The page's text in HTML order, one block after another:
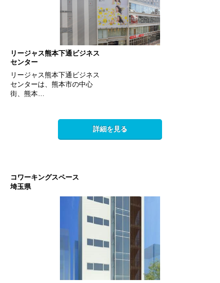
リージャス熊本下通ビジネス
センター
リージャス熊本下通ビジネス
センターは、熊本市の中心
街、熊本…
詳細を見る
コワーキングスペース
埼玉県